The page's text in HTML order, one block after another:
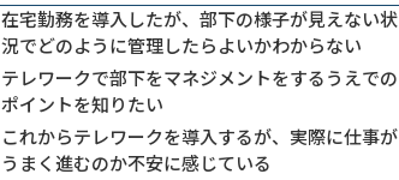
在宅勤務を導入したが、部下の様子が見えない状
況でどのように管理したらよいかわからない
テレワークで部下をマネジメントをするうえでの
ポイントを知りたい
これからテレワークを導入するが、実際に仕事が
うまく進むのか不安に感じている